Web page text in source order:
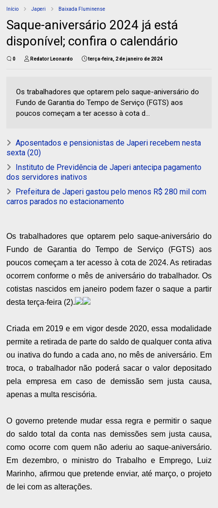
Início Japeri Baixada Fluminense
Saque-aniversário 2024 já está
disponível; confira o calendário
0 Redator Leonardo terça-feira, 2 de janeiro de 2024
Os trabalhadores que optarem pelo saque-aniversário do
Fundo de Garantia do Tempo de Serviço (FGTS) aos
poucos começam a ter acesso à cota d...
Aposentados e pensionistas de Japeri recebem nesta
sexta (20)
Instituto de Previdência de Japeri antecipa pagamento
dos servidores inativos
Prefeitura de Japeri gastou pelo menos R$ 280 mil com
carros parados no estacionamento
Os trabalhadores que optarem pelo saque-aniversário do
Fundo de Garantia do Tempo de Serviço (FGTS) aos
poucos começam a ter acesso à cota de 2024. As retiradas
ocorrem conforme o mês de aniversário do trabalhador. Os
cotistas nascidos em janeiro podem fazer o saque a partir
desta terça-feira (2).
Criada em 2019 e em vigor desde 2020, essa modalidade
permite a retirada de parte do saldo de qualquer conta ativa
ou inativa do fundo a cada ano, no mês de aniversário. Em
troca, o trabalhador não poderá sacar o valor depositado
pela empresa em caso de demissão sem justa causa,
apenas a multa rescisória.
O governo pretende mudar essa regra e permitir o saque
do saldo total da conta nas demissões sem justa causa,
como ocorre com quem não aderiu ao saque-aniversário.
Em dezembro, o ministro do Trabalho e Emprego, Luiz
Marinho, afirmou que pretende enviar, até março, o projeto
de lei com as alterações.